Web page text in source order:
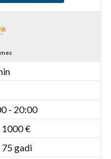
- 20:00
1000 €
75 gadi